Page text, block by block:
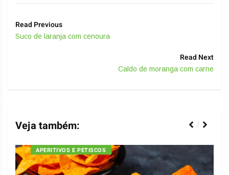
Read Previous
Suco de laranja com cenoura
Read Next
Caldo de moranga com carne
Veja também:
APERITIVOS E PETISCOS